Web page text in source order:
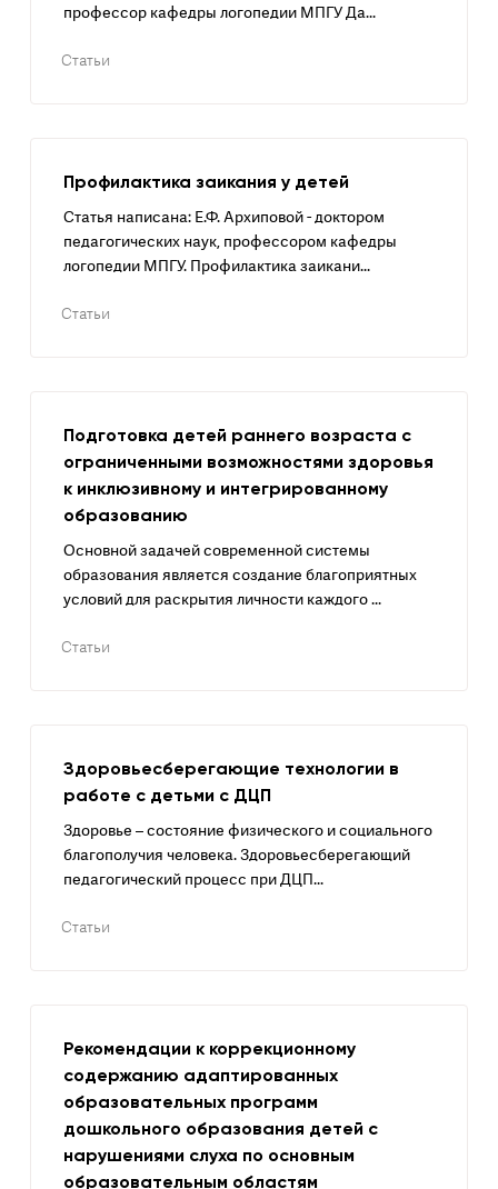
профессор кафедры логопедии МПГУ Да...
Статьи
Профилактика заикания у детей
Статья написана: Е.Ф. Архиповой - доктором
педагогических наук, профессором кафедры
логопедии МПГУ. Профилактика заикани...
Статьи
Подготовка детей раннего возраста с
ограниченными возможностями здоровья
к инклюзивному и интегрированному
образованию
Основной задачей современной системы
образования является создание благоприятных
условий для раскрытия личности каждого ...
Статьи
Здоровьесберегающие технологии в
работе с детьми с ДЦП
Здоровье – состояние физического и социального
благополучия человека. Здоровьесберегающий
педагогический процесс при ДЦП...
Статьи
Рекомендации к коррекционному
содержанию адаптированных
образовательных программ
дошкольного образования детей с
нарушениями слуха по основным
образовательным областям